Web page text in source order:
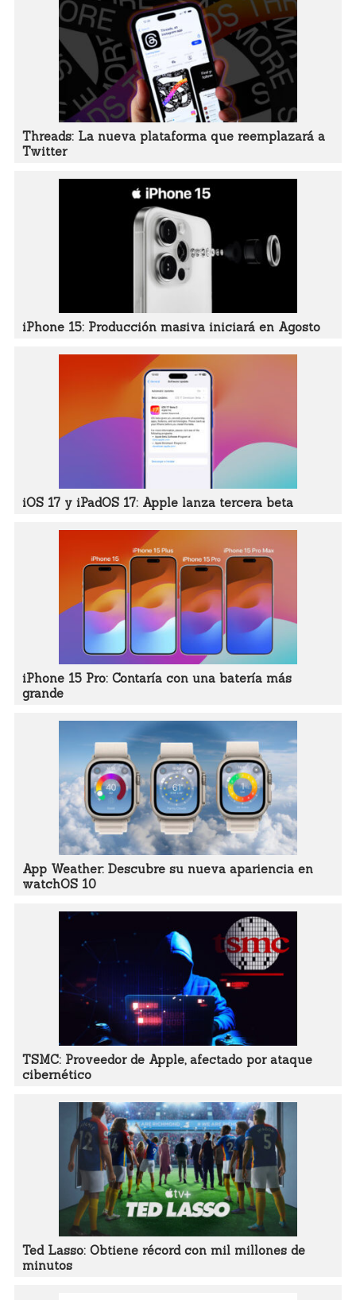
Threads: La nueva plataforma que reemplazará a
Twitter
iPhone 15: Producción masiva iniciará en Agosto
iOS 17 y iPadOS 17: Apple lanza tercera beta
iPhone 15 Pro: Contaría con una batería más
grande
App Weather: Descubre su nueva apariencia en
watchOS 10
TSMC: Proveedor de Apple, afectado por ataque
cibernético
Ted Lasso: Obtiene récord con mil millones de
minutos